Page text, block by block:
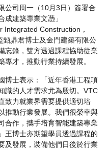
公司周一（10月3日）簽署合
建築專業文憑」
Integrated Construction，
甄鼎君博士及金門建築有限公
忘錄，雙方透過課程協助從業
才，推動行業持續發展。
博士表示：「近年香港工程項
識的人才需求尤為殷切。VTC
致力就業界需要提供適切培
推動行業發展。我們很榮幸與
合作，攜手培育智能建築專業
王博士亦期望學員透過課程的
及發展，裝備他們日後於行業